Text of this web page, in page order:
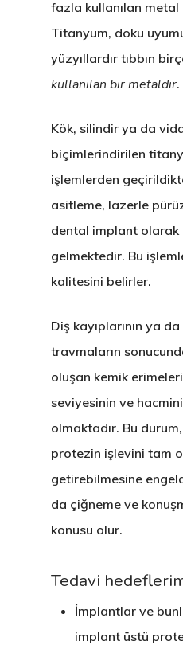
fazla kullanılan metal
Titanyum, doku
yüzyıllardır tıbbın
kullanılan bir metaldir.
Kök, silindir ya da
biçimlerindirilen
işlemlerden
asitleme, lazerle
dental implant olarak
gelmektedir. Bu
kalitesini belirler.
Diş kayıplarının ya
travmaların
oluşan kemik
seviyesinin ve
olmaktadır. Bu
protezin işlevini tam
getirebilmesine
da çiğneme ve
konusu olur.
Tedavi
İmplantlar ve
implant üstü